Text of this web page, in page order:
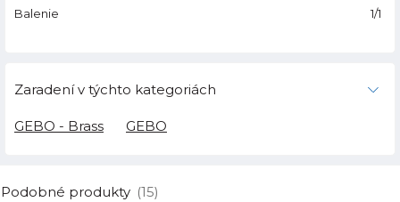
Balenie 1/1
Zaradení v týchto kategoriách
GEBO - Brass GEBO
Podobné produkty (15)